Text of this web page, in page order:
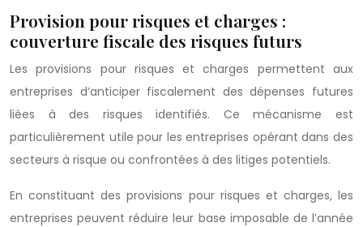
Provision pour risques et charges :
couverture fiscale des risques futurs
Les provisions pour risques et charges permettent aux
entreprises d’anticiper fiscalement des dépenses futures
liées à des risques identifiés. Ce mécanisme est
particulièrement utile pour les entreprises opérant dans des
secteurs à risque ou confrontées à des litiges potentiels.
En constituant des provisions pour risques et charges, les
entreprises peuvent réduire leur base imposable de l’année